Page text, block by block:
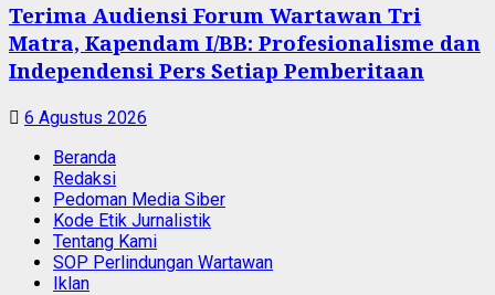
Terima Audiensi Forum Wartawan Tri
Matra, Kapendam I/BB: Profesionalisme dan
Independensi Pers Setiap Pemberitaan
6 Agustus 2026
Beranda
Redaksi
Pedoman Media Siber
Kode Etik Jurnalistik
Tentang Kami
SOP Perlindungan Wartawan
Iklan